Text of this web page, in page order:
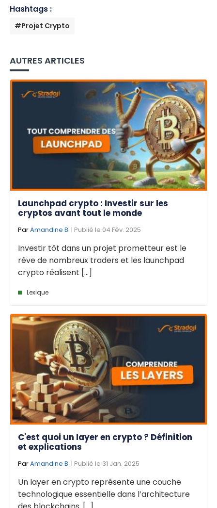
Hashtags :
#Projet Crypto
AUTRES ARTICLES
Launchpad crypto : Investir sur les
cryptos avant tout le monde
ParAmandine B. | Publié le 04 Fév. 2025
Investir tôt dans un projet prometteur est le
rêve de nombreux traders et les launchpad
crypto réalisent [...]
Lexique
C'est quoi un layer en crypto ? Définition
et explications
ParAmandine B. | Publié le 31 Jan. 2025
Un layer en crypto représente une couche
technologique essentielle dans l’architecture